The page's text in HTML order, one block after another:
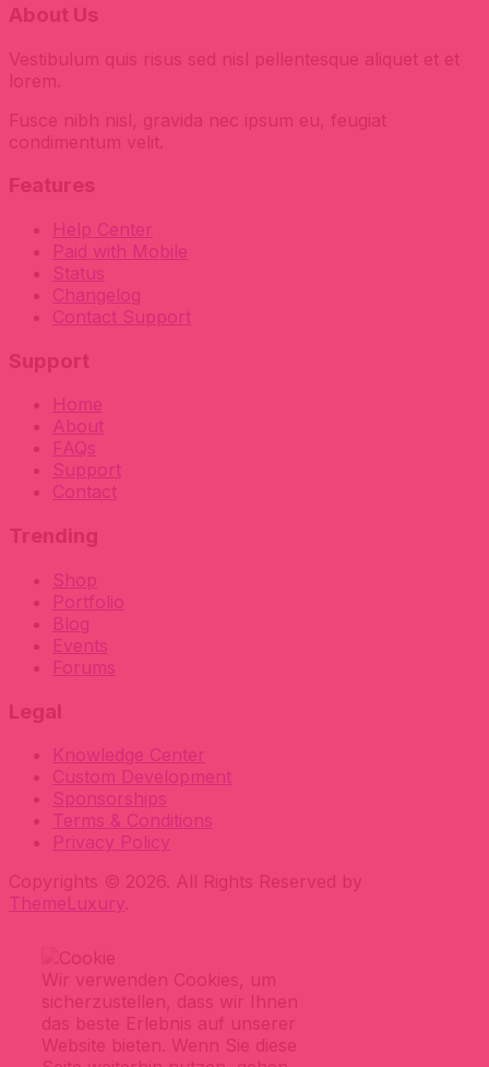
About Us
Vestibulum quis risus sed nisl pellentesque aliquet et et
lorem.
Fusce nibh nisl, gravida nec ipsum eu, feugiat
condimentum velit.
Features
Help Center
Paid with Mobile
Status
Changelog
Contact Support
Support
Home
About
FAQs
Support
Contact
Trending
Shop
Portfolio
Blog
Events
Forums
Legal
Knowledge Center
Custom Development
Sponsorships
Terms & Conditions
Privacy Policy
Copyrights © 2026. All Rights Reserved by
ThemeLuxury.
Wir verwenden Cookies, um
sicherzustellen, dass wir Ihnen
das beste Erlebnis auf unserer
Website bieten. Wenn Sie diese